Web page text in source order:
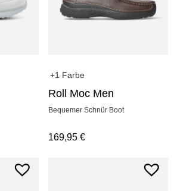
+1 Farbe
Roll Moc Men
Bequemer Schnür Boot
169,95€